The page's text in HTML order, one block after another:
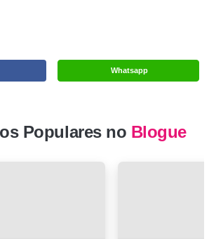
Whatsapp
Populares no Blogue